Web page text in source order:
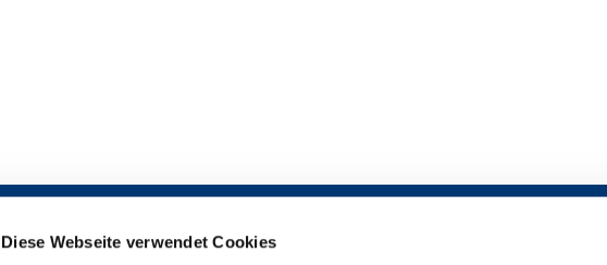
Diese Webseite verwendet Cookies